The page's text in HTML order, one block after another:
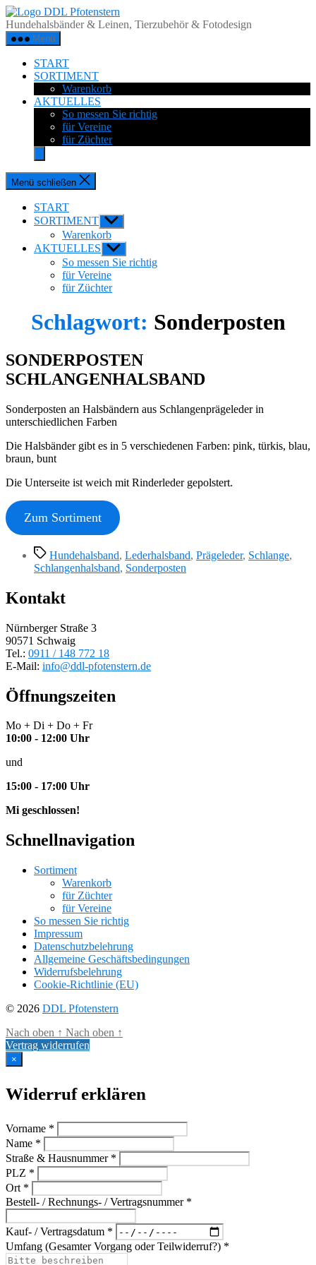
Zum
Inhalt
springen
Pfotenstern
Hundehalsbänder & Leinen, Tierzubehör & Fotodesign
Menü
START
SORTIMENT
Warenkorb
AKTUELLES
So messen Sie richtig
für Vereine
für Züchter
Menü schließen
START
SORTIMENT Untermenü
anzeigen
Warenkorb
AKTUELLES Untermenü
anzeigen
So messen Sie richtig
für Vereine
für Züchter
Schlagwort: Sonderposten
SONDERPOSTEN
SCHLANGENHALSBAND
Sonderposten an Halsbändern aus Schlangenprägeleder in
unterschiedlichen Farben
Die Halsbänder gibt es in 5 verschiedenen Farben: pink, türkis, blau,
braun, bunt
Die Unterseite ist weich mit Rinderleder gepolstert.
Zum Sortiment
Schlagwörter
Hundehalsband, Lederhalsband, Prägeleder, Schlange,
Schlangenhalsband, Sonderposten
Kontakt
Nürnberger Straße 3
90571 Schwaig
Tel.: 0911 / 148 772 18
E-Mail: info@ddl-pfotenstern.de
Öffnungszeiten
Mo + Di + Do + Fr
10:00 - 12:00 Uhr
und
15:00 - 17:00 Uhr
Mi geschlossen!
Schnellnavigation
Sortiment
Warenkorb
für Züchter
für Vereine
So messen Sie richtig
Impressum
Datenschutzbelehrung
Allgemeine Geschäftsbedingungen
Widerrufsbelehrung
Cookie-Richtlinie (EU)
© 2026 DDL Pfotenstern
Nach oben ↑ Nach oben ↑
Vertrag widerrufen
×
Widerruf erklären
Vorname *
Name *
Straße & Hausnummer *
PLZ *
Ort *
Bestell- / Rechnungs- / Vertragsnummer *
Kauf- / Vertragsdatum *
Umfang (Gesamter Vorgang oder Teilwiderruf?) *